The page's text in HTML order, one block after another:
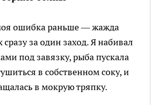
ошибка раньше — жажда
за один заход. Я набивал
под завязку, рыба пускала
в собственном соку, и
в мокрую тряпку.